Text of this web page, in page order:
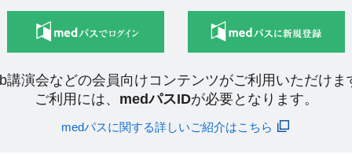
講演会などの会員向けコンテンツがご利用いただけま
ご利用には、 medパスIDが必要となります。
medパスに関する詳しいご紹介はこちら